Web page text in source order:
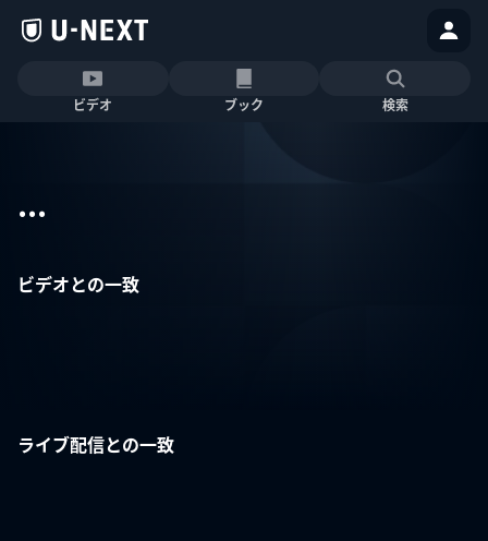
ビデオ ブック 検索
...
ビデオとの一致
ライブ配信との一致